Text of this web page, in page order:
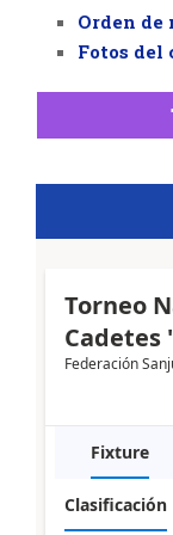
Orden de
Fotos del